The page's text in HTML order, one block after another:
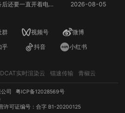
云渲染可以关机吗？提交任务后还要一直开着电脑吗？
2026-08-05
群 视频号
微博
乎 抖音 小红书
实时渲染云 镭速传输 青椒云
司
粤ICP备12028569号
许可证编号：合字 B1-20200125